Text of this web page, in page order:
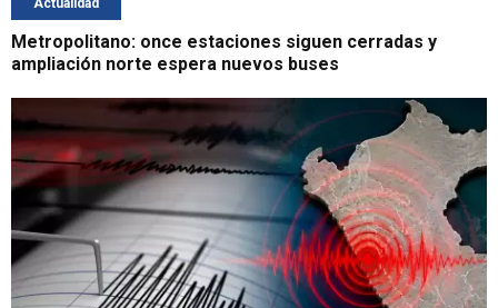
Actualidad
Metropolitano: once estaciones siguen cerradas y
ampliación norte espera nuevos buses